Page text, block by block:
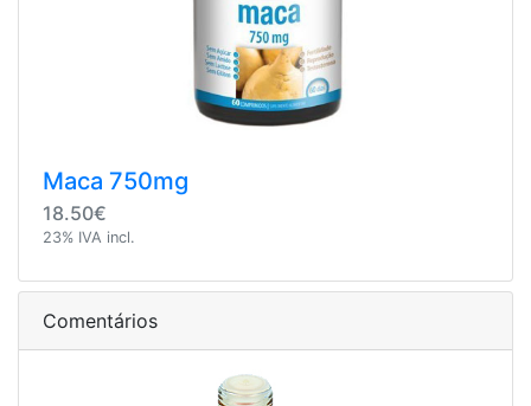
Maca 750mg
18.50€
23% IVA incl.
Comentários